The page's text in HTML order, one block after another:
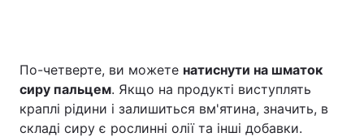
По-четверте, ви можете натиснути на шматок
сиру пальцем. Якщо на продукті виступлять
краплі рідини і залишиться вм'ятина, значить, в
складі сиру є рослинні олії та інші добавки.